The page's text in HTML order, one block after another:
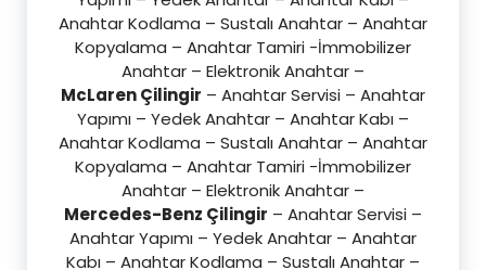
Anahtar Kodlama – Sustalı Anahtar – Anahtar
Kopyalama – Anahtar Tamiri -İmmobilizer
Anahtar – Elektronik Anahtar –
McLaren Çilingir – Anahtar Servisi – Anahtar
Yapımı – Yedek Anahtar – Anahtar Kabı –
Anahtar Kodlama – Sustalı Anahtar – Anahtar
Kopyalama – Anahtar Tamiri -İmmobilizer
Anahtar – Elektronik Anahtar –
Mercedes-Benz Çilingir – Anahtar Servisi –
Anahtar Yapımı – Yedek Anahtar – Anahtar
Kabı – Anahtar Kodlama – Sustalı Anahtar –